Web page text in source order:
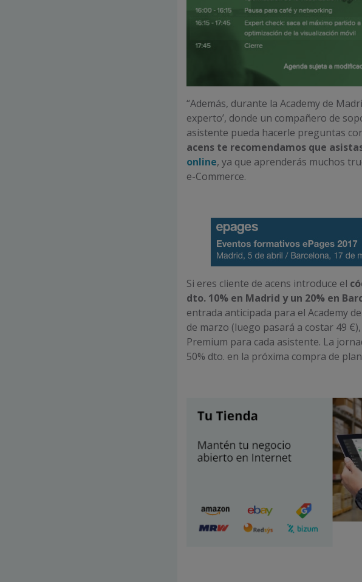
“Además, durante la Academy de
experto’, donde un compañero de
asistente pueda hacerle preguntas
acens te recomendamos que
online, ya que aprenderás muchos
e-Commerce.
Si eres cliente de acens introduce el
dto. 10% en Madrid y un 20% en
entrada anticipada para el Academy
de marzo (luego pasará a costar 49
Premium para cada asistente. La
50% dto. en la próxima compra de